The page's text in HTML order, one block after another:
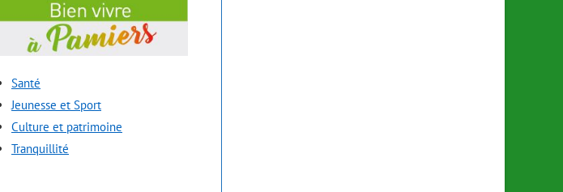
Santé
Jeunesse et Sport
Culture et patrimoine
Tranquillité